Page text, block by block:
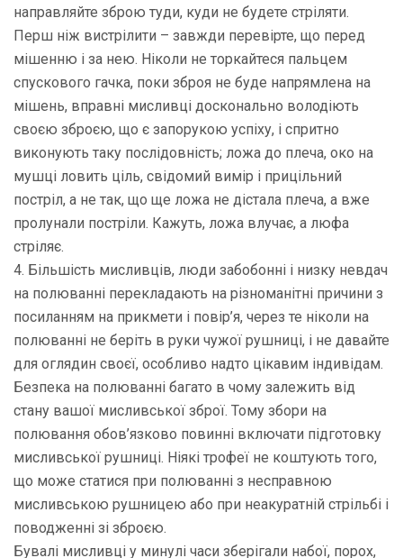
направляйте зброю туди, куди не будете стріляти.
Перш ніж вистрілити – завжди перевірте, що перед
мішенню і за нею. Ніколи не торкайтеся пальцем
спускового гачка, поки зброя не буде напрямлена на
мішень, вправні мисливці досконально володіють
своєю зброєю, що є запорукою успіху, і спритно
виконують таку послідовність; ложа до плеча, око на
мушці ловить ціль, свідомий вимір і прицільний
постріл, а не так, що ще ложа не дістала плеча, а вже
пролунали постріли. Кажуть, ложа влучає, а люфа
стріляє.
4. Більшість мисливців, люди забобонні і низку невдач
на полюванні перекладають на різноманітні причини з
посиланням на прикмети і повір’я, через те ніколи на
полюванні не беріть в руки чужої рушниці, і не давайте
для оглядин своєї, особливо надто цікавим індивідам.
Безпека на полюванні багато в чому залежить від
стану вашої мисливської зброї. Тому збори на
полювання обов’язково повинні включати підготовку
мисливської рушниці. Ніякі трофеї не коштують того,
що може статися при полюванні з несправною
мисливською рушницею або при неакуратній стрільбі і
поводженні зі зброєю.
Бувалі мисливці у минулі часи зберігали набої, порох,